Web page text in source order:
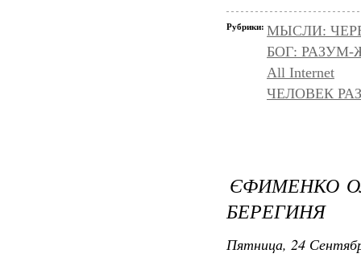
Рубрики: МЫСЛИ:
БОГ:
All Internet
ЧЕЛОВЕК
ЄФИМЕНКО
БЕРЕГИНЯ
Пятница, 24